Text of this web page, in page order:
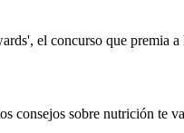
el concurso que premia a
consejos sobre nutrición te